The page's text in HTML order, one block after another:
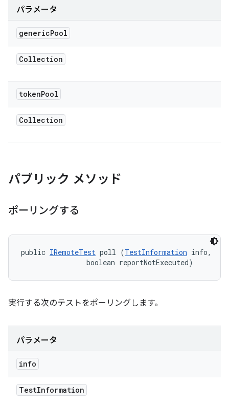
パラメータ
genericPool
Collection
tokenPool
Collection
パブリック メソッド
ポーリングする
public IRemoteTest poll (TestInformation info,
                boolean reportNotExecuted)
実行する次のテストをポーリングします。
パラメータ
info
TestInformation